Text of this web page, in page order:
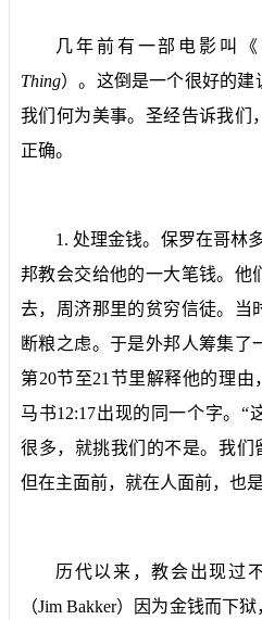
几年前有一部电影叫
Thing）。这倒是一个很好的建
我们何为美事。圣经告诉我们
正确。
1. 处理金钱。 保罗在哥林
邦教会交给他的一大笔钱。他
去，周济那里的贫穷信徒。当
断粮之虑。于是外邦人筹集了
第20节至21 节里解释他的理由
马书12:17出现的同一个字。“
很多，就挑我们的不是。我们
但在主面前，就在人面前，也
历代以来，教会出现过
（Jim Bakker）因为金钱而下狱